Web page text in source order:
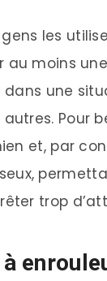
les
au moins
dans une
Pour
et, par
trop